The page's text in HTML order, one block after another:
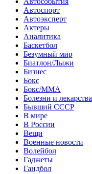
Автоспорт
Автоэксперт
Актеры
Аналитика
Баскетбол
Безумный мир
Биатлон/Лыжи
Бизнес
Бокс
Бокс/MMA
Болезни и лекарства
Бывший СССР
В мире
В России
Вещи
Военные новости
Волейбол
Гаджеты
Гандбол